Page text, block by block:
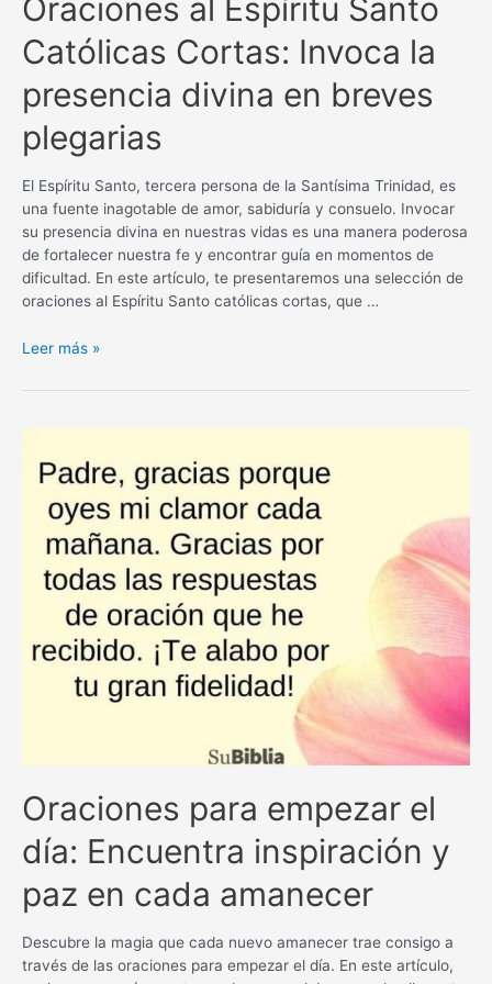
Oraciones al Espíritu Santo
Católicas Cortas: Invoca la
presencia divina en breves
plegarias
El Espíritu Santo, tercera persona de la Santísima Trinidad, es
una fuente inagotable de amor, sabiduría y consuelo. Invocar
su presencia divina en nuestras vidas es una manera poderosa
de fortalecer nuestra fe y encontrar guía en momentos de
dificultad. En este artículo, te presentaremos una selección de
oraciones al Espíritu Santo católicas cortas, que …
Oraciones
Espíritu
Cortas:
Invoca
presencia
divina
plegarias
Leer más »
Oraciones para empezar el
día: Encuentra inspiración y
paz en cada amanecer
Descubre la magia que cada nuevo amanecer trae consigo a
través de las oraciones para empezar el día. En este artículo,